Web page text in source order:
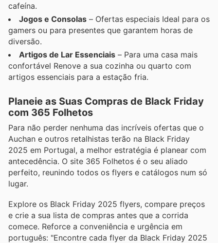
cafeína.
Jogos e Consolas – Ofertas especiais Ideal para os
gamers ou para presentes que garantem horas de
diversão.
Artigos de Lar Essenciais – Para uma casa mais
confortável Renove a sua cozinha ou quarto com
artigos essenciais para a estação fria.
Planeie as Suas Compras de Black Friday
com 365 Folhetos
Para não perder nenhuma das incríveis ofertas que o
Auchan e outros retalhistas terão na Black Friday
2025 em Portugal, a melhor estratégia é planear com
antecedência. O site 365 Folhetos é o seu aliado
perfeito, reunindo todos os flyers e catálogos num só
lugar.
Explore os Black Friday 2025 flyers, compare preços
e crie a sua lista de compras antes que a corrida
comece. Reforce a conveniência e urgência em
português: "Encontre cada flyer da Black Friday 2025